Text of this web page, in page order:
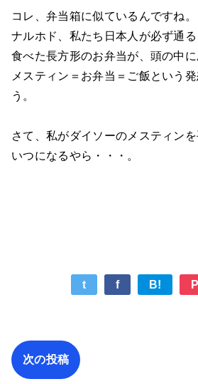
コレ、弁当箱に似ているんですね。
ナルホド、私たち日本人が必ず通
食べた長方形のお弁当が、頭の中に
メスティン＝お弁当＝ご飯という
う。
さて、私がダイソーのメスティン
いつになるやら・・・。
t f B! P
次の投稿